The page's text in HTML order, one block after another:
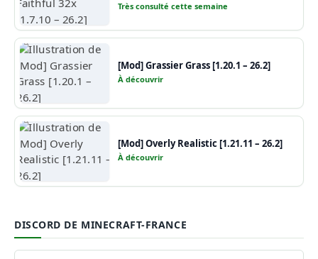
Très consulté cette semaine
[Mod] Grassier Grass [1.20.1 – 26.2]
À découvrir
[Mod] Overly Realistic [1.21.11 – 26.2]
À découvrir
DISCORD DE MINECRAFT-FRANCE